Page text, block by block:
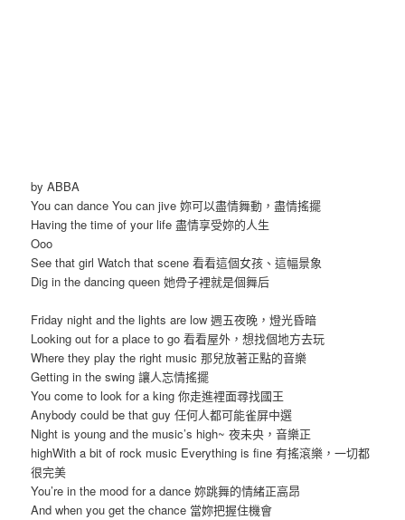
by ABBA
You can dance You can jive 妳可以盡情舞動，盡情搖擺
Having the time of your life 盡情享受妳的人生
Ooo
See that girl Watch that scene 看看這個女孩、這幅景象
Dig in the dancing queen 她骨子裡就是個舞后
Friday night and the lights are low 週五夜晚，燈光昏暗
Looking out for a place to go 看看屋外，想找個地方去玩
Where they play the right music 那兒放著正點的音樂
Getting in the swing 讓人忘情搖擺
You come to look for a king 你走進裡面尋找國王
Anybody could be that guy 任何人都可能雀屏中選
Night is young and the music’s high~ 夜未央，音樂正
highWith a bit of rock music Everything is fine 有搖滾樂，一切都
很完美
You’re in the mood for a dance 妳跳舞的情緒正高昂
And when you get the chance 當妳把握住機會